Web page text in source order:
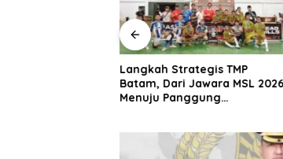
Langkah Strategis TMP
Batam, Dari Jawara MSL 2026
Menuju Panggung